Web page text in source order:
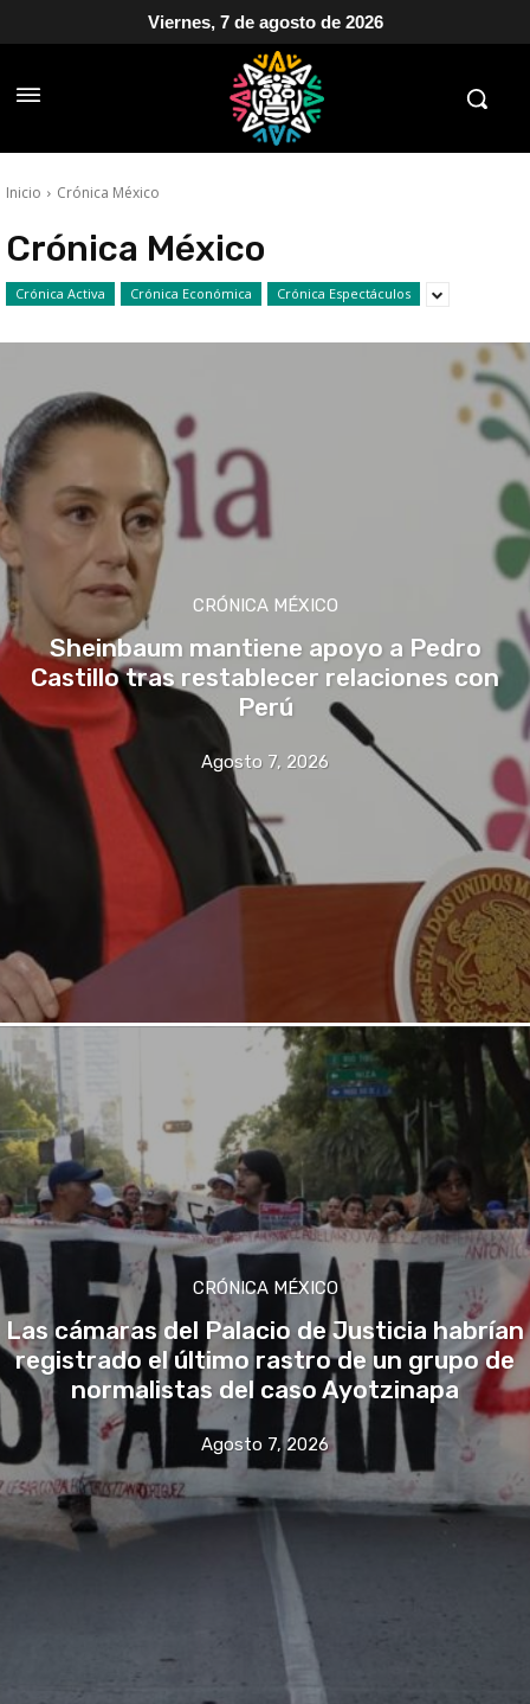
Viernes, 7 de agosto de 2026
Inicio Crónica México
Crónica México
Crónica Activa Crónica Económica Crónica Espectáculos
CRÓNICA MÉXICO
Sheinbaum mantiene apoyo a Pedro
Castillo tras restablecer relaciones con
Perú
Agosto 7, 2026
CRÓNICA MÉXICO
Las cámaras del Palacio de Justicia habrían
registrado el último rastro de un grupo de
normalistas del caso Ayotzinapa
Agosto 7, 2026